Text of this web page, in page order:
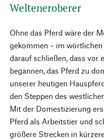
Welteneroberer
Ohne das Pferd wäre der
gekommen – im
darauf schließen, dass vor
begannen, das Pferd zu
unserer heutigen
den Steppen des
Mit der Domestizierung
Pferd als Arbeitstier und
größere Strecken in